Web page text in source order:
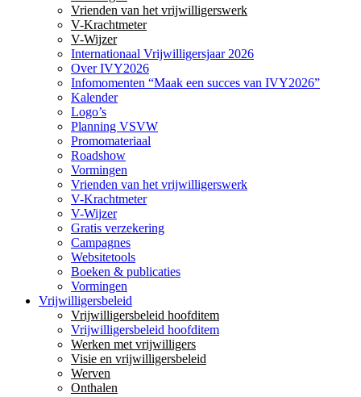
Vrienden van het vrijwilligerswerk
V-Krachtmeter
V-Wijzer
Internationaal Vrijwilligersjaar 2026
Over IVY2026
Infomomenten “Maak een succes van IVY2026”
Kalender
Logo’s
Planning VSVW
Promomateriaal
Roadshow
Vormingen
Vrienden van het vrijwilligerswerk
V-Krachtmeter
V-Wijzer
Gratis verzekering
Campagnes
Websitetools
Boeken & publicaties
Vormingen
Vrijwilligersbeleid
Vrijwilligersbeleid hoofditem
Vrijwilligersbeleid hoofditem
Werken met vrijwilligers
Visie en vrijwilligersbeleid
Werven
Onthalen